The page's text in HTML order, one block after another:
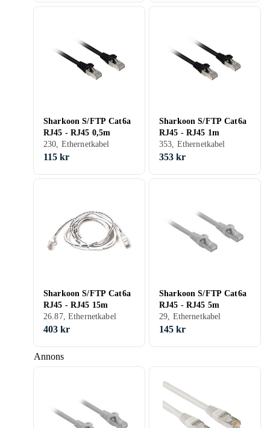
Annons
Sharkoon S/FTP Cat6a
RJ45 - RJ45 0,5m
230, Ethernetkabel
115 kr
Sharkoon S/FTP Cat6a
RJ45 - RJ45 1m
353, Ethernetkabel
353 kr
Sharkoon S/FTP Cat6a
RJ45 - RJ45 15m
26.87, Ethernetkabel
403 kr
Sharkoon S/FTP Cat6a
RJ45 - RJ45 5m
29, Ethernetkabel
145 kr